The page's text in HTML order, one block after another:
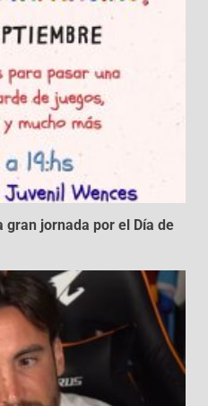
gran jornada por el Día de